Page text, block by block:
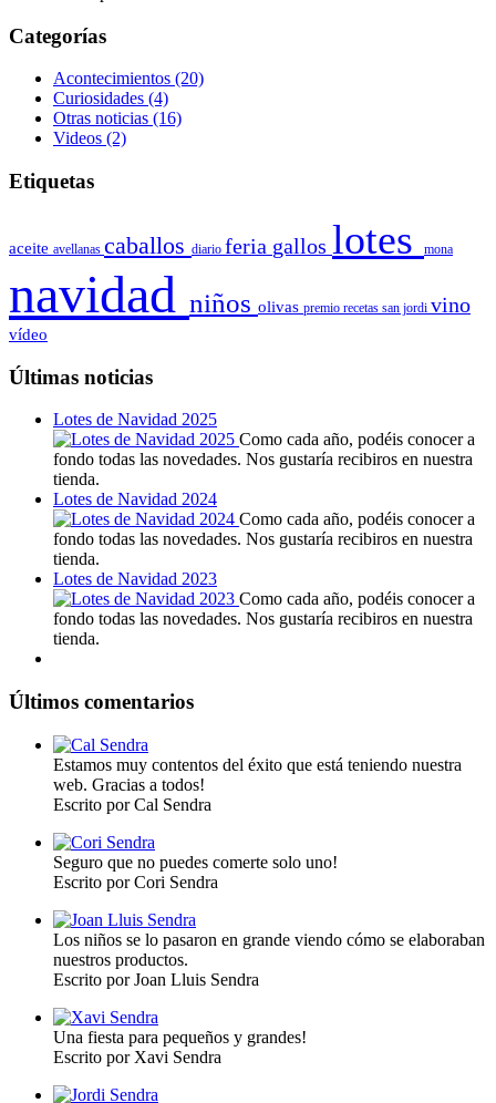
Categorías
Acontecimientos (20)
Curiosidades (4)
Otras noticias (16)
Videos (2)
Etiquetas
aceite avellanas caballos diario feria gallos lotes mona
navidad niños olivas premio recetas san jordi vino
vídeo
Últimas noticias
Lotes de Navidad 2025
Como cada año, podéis conocer a
fondo todas las novedades. Nos gustaría recibiros en nuestra
tienda.
Lotes de Navidad 2024
Como cada año, podéis conocer a
fondo todas las novedades. Nos gustaría recibiros en nuestra
tienda.
Lotes de Navidad 2023
Como cada año, podéis conocer a
fondo todas las novedades. Nos gustaría recibiros en nuestra
tienda.
Últimos comentarios
Estamos muy contentos del éxito que está teniendo nuestra
web. Gracias a todos!
Escrito por Cal Sendra
Seguro que no puedes comerte solo uno!
Escrito por Cori Sendra
Los niños se lo pasaron en grande viendo cómo se elaboraban
nuestros productos.
Escrito por Joan Lluis Sendra
Una fiesta para pequeños y grandes!
Escrito por Xavi Sendra